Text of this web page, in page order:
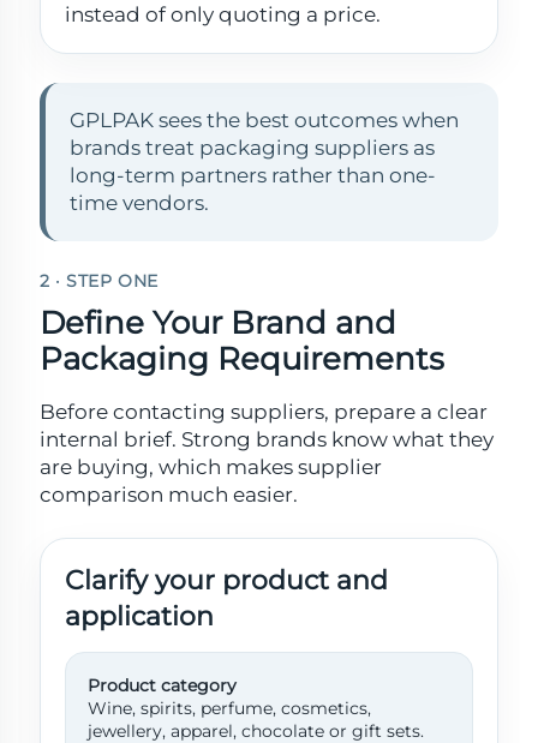
instead of only quoting a price.
GPLPAK sees the best outcomes when
brands treat packaging suppliers as
long-term partners rather than one-
time vendors.
2 · STEP ONE
Define Your Brand and
Packaging Requirements
Before contacting suppliers, prepare a clear
internal brief. Strong brands know what they
are buying, which makes supplier
comparison much easier.
Clarify your product and
application
Product category
Wine, spirits, perfume, cosmetics,
jewellery, apparel, chocolate or gift sets.